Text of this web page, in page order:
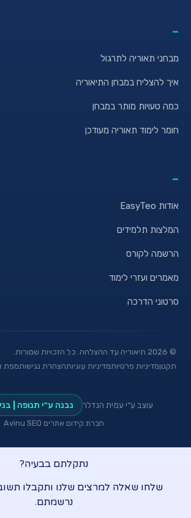
מבחני תאוריה לתרגול
איך להצליח במבחן התיאוריה
כמה טעויות מותר במבחן
חומר לימוד תאוריה מעודכן
אודות EasyTeo
המלצות תלמידים
הרשמה לקורס
מאמרים ועזרי לימוד
סרטוני הדרכה
©
2026 תיאוריה עד ההצלחה. כל הזכויות שמורות.
תקנוןמדיניות פרטיותמדיניות עוגיותהצהרת נגישותמפת
עוצב ע"י עמית הנדלר נבנה ע"י תנופה |
חברת קידום אתרים Avinu SEO
נתקלתם בבעיה?
שלחו שאלה למרצים שלנו ותקבלו
נרשמתם.